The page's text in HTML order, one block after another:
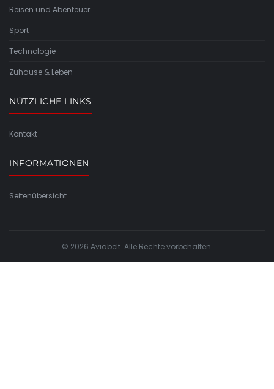
Reisen und Abenteuer
Sport
Technologie
Zuhause & Leben
NÜTZLICHE LINKS
Kontakt
INFORMATIONEN
Seitenübersicht
© 2026 Aviabelt. Alle Rechte vorbehalten.